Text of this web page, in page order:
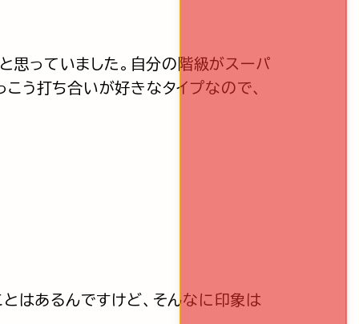
っていました。自分の階級がスーパ
う打ち合いが好きなタイプなので、
はあるんですけど、そんなに印象は